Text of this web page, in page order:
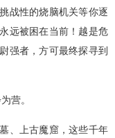
战性的烧脑机关等你逐
远被困在当前！越是危
强者，方可最终探寻到
营。
、上古魔窟，这些千年